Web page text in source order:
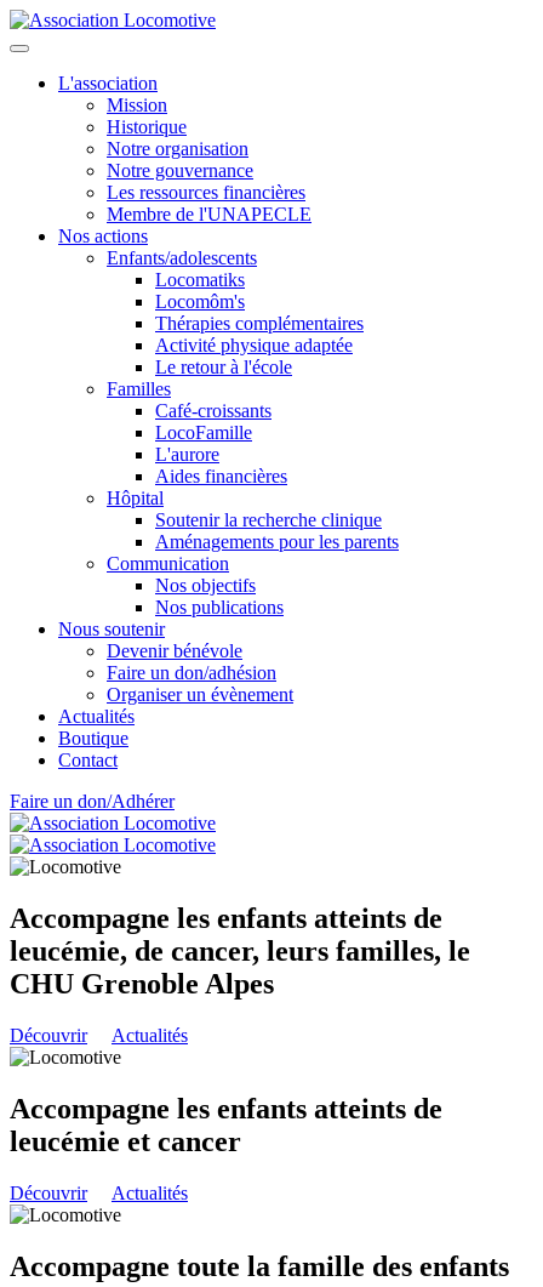
L'association
Mission
Historique
Notre organisation
Notre gouvernance
Les ressources financières
Membre de l'UNAPECLE
Nos actions
Enfants/adolescents
Locomatiks
Locomôm's
Thérapies complémentaires
Activité physique adaptée
Le retour à l'école
Familles
Café-croissants
LocoFamille
L'aurore
Aides financières
Hôpital
Soutenir la recherche clinique
Aménagements pour les parents
Communication
Nos objectifs
Nos publications
Nous soutenir
Devenir bénévole
Faire un don/adhésion
Organiser un évènement
Actualités
Boutique
Contact
Faire un don/Adhérer
Accompagne les enfants atteints de
leucémie, de cancer, leurs familles, le
CHU Grenoble Alpes
Découvrir Actualités
Accompagne les enfants atteints de
leucémie et cancer
Découvrir Actualités
Accompagne toute la famille des enfants